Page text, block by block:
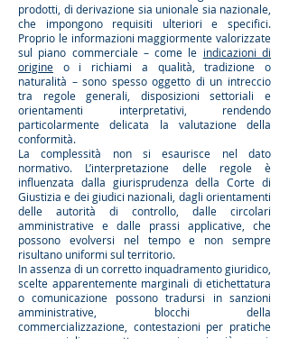
prodotti, di derivazione sia unionale sia nazionale,
che impongono requisiti ulteriori e specifici.
Proprio le informazioni maggiormente valorizzate
sul piano commerciale – come le indicazioni di
origine o i richiami a qualità, tradizione o
naturalità – sono spesso oggetto di un intreccio
tra regole generali, disposizioni settoriali e
orientamenti interpretativi, rendendo
particolarmente delicata la valutazione della
conformità.
La complessità non si esaurisce nel dato
normativo. L’interpretazione delle regole è
influenzata dalla giurisprudenza della Corte di
Giustizia e dei giudici nazionali, dagli orientamenti
delle autorità di controllo, dalle circolari
amministrative e dalle prassi applicative, che
possono evolversi nel tempo e non sempre
risultano uniformi sul territorio.
In assenza di un corretto inquadramento giuridico,
scelte apparentemente marginali di etichettatura
o comunicazione possono tradursi in sanzioni
amministrative, blocchi della
commercializzazione, contestazioni per pratiche